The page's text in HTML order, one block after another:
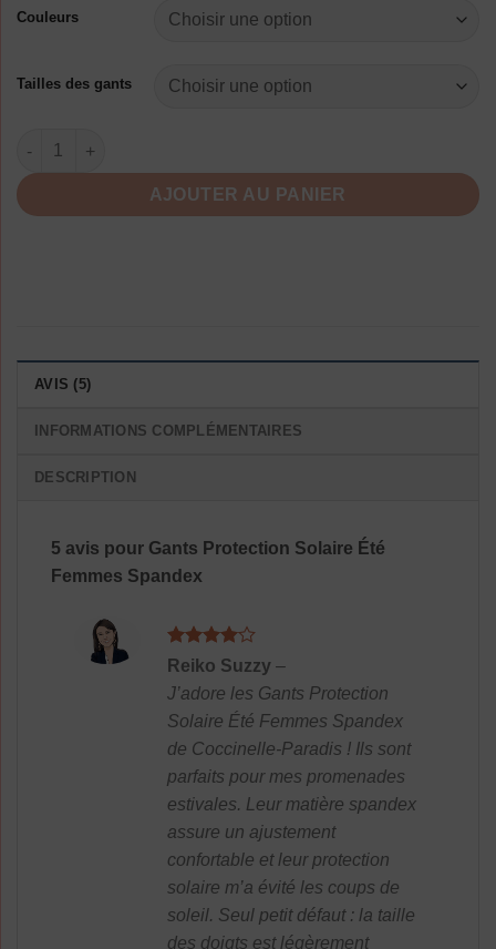
Couleurs
Tailles des gants
quantité de Gants Protection Solaire Été Femmes Spandex
AJOUTER AU PANIER
AVIS (5)
INFORMATIONS COMPLÉMENTAIRES
DESCRIPTION
5 avis pour Gants Protection Solaire Été
Femmes Spandex
Note4
Reiko Suzzy –
J’adore les Gants Protection
Solaire Été Femmes Spandex
de Coccinelle-Paradis ! Ils sont
parfaits pour mes promenades
estivales. Leur matière spandex
assure un ajustement
confortable et leur protection
solaire m’a évité les coups de
soleil. Seul petit défaut : la taille
des doigts est légèrement